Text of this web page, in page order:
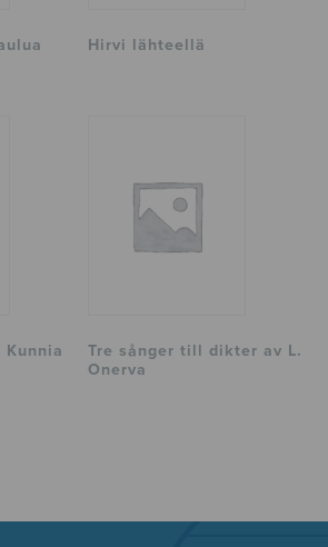
Hirvi lähteellä
Kunnia
Tre sånger till dikter av L.
Onerva